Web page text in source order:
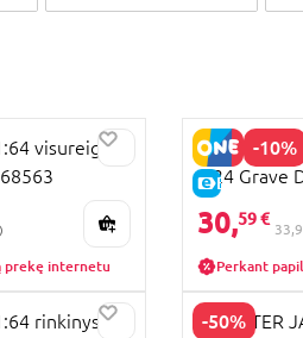
visureigis
prekę internetu
-10%
E-KAINA
MONSTER
1:24 Grave
30,59 €
Perkant
rinkinys
-50%
MONSTER